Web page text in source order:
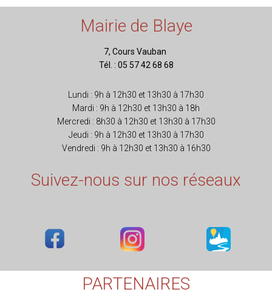
Mairie de Blaye
7, Cours Vauban
Tél. : 05 57 42 68 68
Lundi : 9h à 12h30 et 13h30 à 17h30
Mardi : 9h à 12h30 et 13h30 à 18h
Mercredi : 8h30 à 12h30 et 13h30 à 17h30
Jeudi : 9h à 12h30 et 13h30 à 17h30
Vendredi : 9h à 12h30 et 13h30 à 16h30
Suivez-nous sur nos réseaux
PARTENAIRES